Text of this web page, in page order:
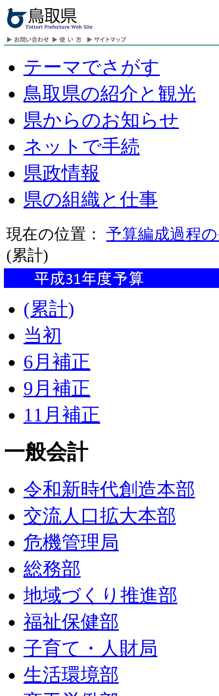
テーマでさがす
鳥取県の紹介と観光
県からのお知らせ
ネットで手続
県政情報
県の組織と仕事
現在の位置：予算編成過程
(累計)
(累計)
当初
6月補正
9月補正
11月補正
一般会計
令和新時代創造本部
交流人口拡大本部
危機管理局
総務部
地域づくり推進部
福祉保健部
子育て・人財局
生活環境部